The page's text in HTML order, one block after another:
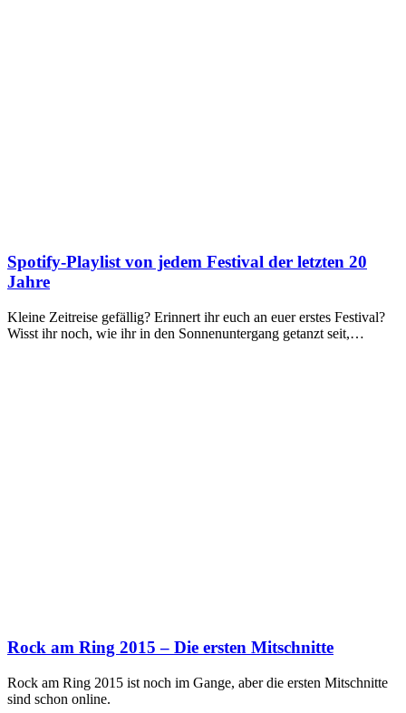
Spotify-Playlist von jedem Festival der letzten 20
Jahre
Kleine Zeitreise gefällig? Erinnert ihr euch an euer erstes Festival?
Wisst ihr noch, wie ihr in den Sonnenuntergang getanzt seit,…
Rock am Ring 2015 – Die ersten Mitschnitte
Rock am Ring 2015 ist noch im Gange, aber die ersten Mitschnitte
sind schon online.